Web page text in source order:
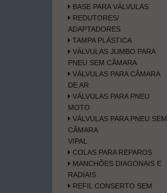
BASE PARA VÁLVULAS
REDUTORES/
ADAPTADORES
TAMPA PLÁSTICA
VÁLVULAS JUMBO PARA
PNEU SEM CÂMARA
VÁLVULAS PARA CÂMARA
DE AR
VÁLVULAS PARA PNEU
MOTO
VÁLVULAS PARA PNEU SEM
CÂMARA
VIPAL
COLAS PARA REPAROS
MANCHÕES DIAGONAIS E
RADIAIS
REFIL CONSERTO SEM